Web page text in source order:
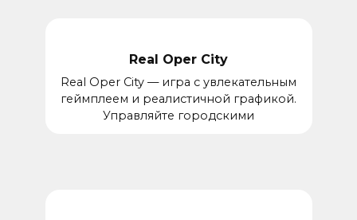
Real Oper City
Real Oper City — игра с увлекательным
геймплеем и реалистичной графикой.
Управляйте городскими